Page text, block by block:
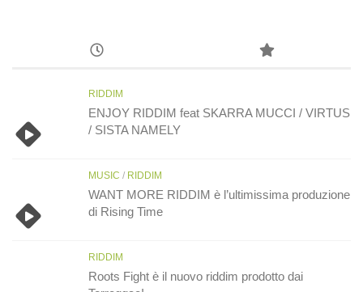
RIDDIM
ENJOY RIDDIM feat SKARRA MUCCI / VIRTUS
/ SISTA NAMELY
MUSIC / RIDDIM
WANT MORE RIDDIM è l’ultimissima produzione
di Rising Time
RIDDIM
Roots Fight è il nuovo riddim prodotto dai